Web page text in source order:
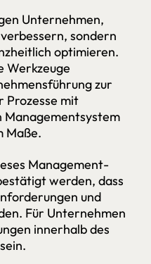
Unternehmen,
sondern
optimieren.
Werkzeuge
zur
Prozesse mit
Maße.­
Management­
werden, dass
und
Für Unternehmen
innerhalb des